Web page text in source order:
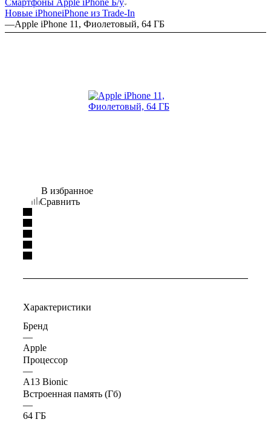
Новые iPhoneiPhone из Trade-In
—Apple iPhone 11, Фиолетовый, 64 ГБ
В избранное
Сравнить
Характеристики
Бренд
—
Apple
Процессор
—
A13 Bionic
Встроенная память (Гб)
—
64 ГБ